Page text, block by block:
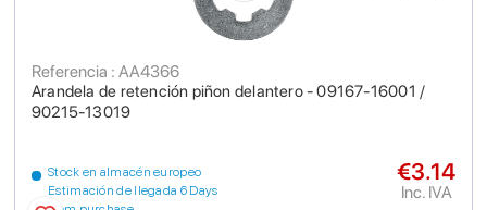
Arandela de retención piñon delantero - 09167-16001 /
90215-13019
Referencia : AA4366
Stock en almacén europeo
Estimación de llegada 6 Days
€3.14
Inc. IVA